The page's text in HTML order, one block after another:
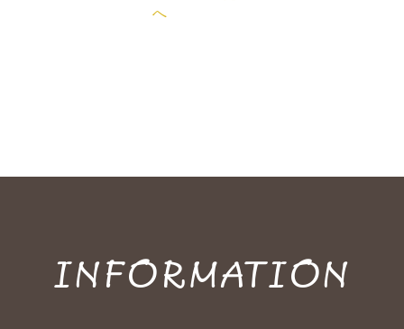
へ
INFORMATION